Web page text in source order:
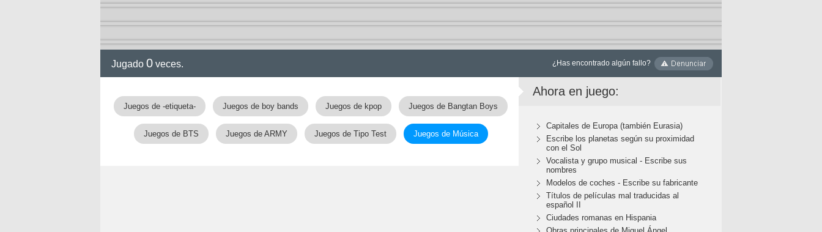
Jugado 0 veces. ¿Has encontrado algún fallo?
Juegos de -etiqueta- Juegos de boy bands Juegos de kpop Juegos de Bangtan Boys
Juegos de BTS Juegos de ARMY Juegos de Tipo Test Juegos de Música
Ahora en juego:
Capitales de Europa (también Eurasia)
Escribe los planetas según su proximidad
con el Sol
Vocalista y grupo musical - Escribe sus
nombres
Modelos de coches - Escribe su fabricante
Títulos de películas mal traducidas al
español II
Ciudades romanas en Hispania